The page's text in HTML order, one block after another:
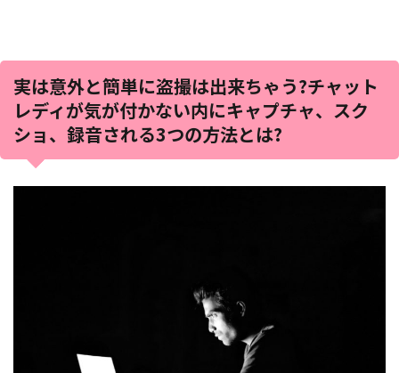
実は意外と簡単に盗撮は出来ちゃう?チャット
レディが気が付かない内にキャプチャ、スク
ショ、録音される3つの方法とは?